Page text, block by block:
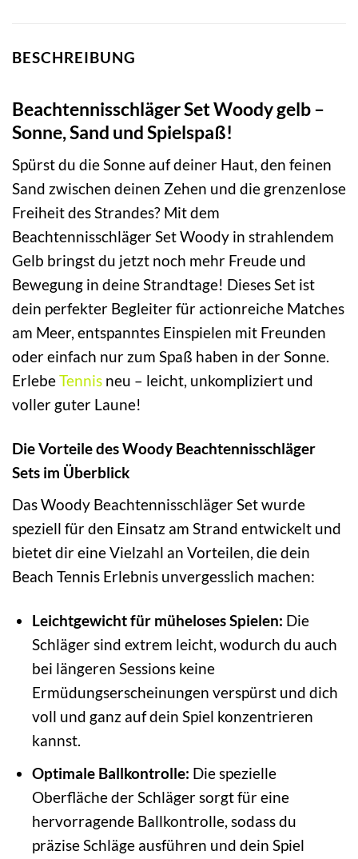
BESCHREIBUNG
Beachtennisschläger Set Woody gelb –
Sonne, Sand und Spielspaß!
Spürst du die Sonne auf deiner Haut, den feinen
Sand zwischen deinen Zehen und die grenzenlose
Freiheit des Strandes? Mit dem
Beachtennisschläger Set Woody in strahlendem
Gelb bringst du jetzt noch mehr Freude und
Bewegung in deine Strandtage! Dieses Set ist
dein perfekter Begleiter für actionreiche Matches
am Meer, entspanntes Einspielen mit Freunden
oder einfach nur zum Spaß haben in der Sonne.
ErlebeTennis neu – leicht, unkompliziert und
voller guter Laune!
Die Vorteile des Woody Beachtennisschläger
Sets im Überblick
Das Woody Beachtennisschläger Set wurde
speziell für den Einsatz am Strand entwickelt und
bietet dir eine Vielzahl an Vorteilen, die dein
Beach Tennis Erlebnis unvergesslich machen:
Leichtgewicht für müheloses Spielen: Die
Schläger sind extrem leicht, wodurch du auch
bei längeren Sessions keine
Ermüdungserscheinungen verspürst und dich
voll und ganz auf dein Spiel konzentrieren
kannst.
Optimale Ballkontrolle: Die spezielle
Oberfläche der Schläger sorgt für eine
hervorragende Ballkontrolle, sodass du
präzise Schläge ausführen und dein Spiel